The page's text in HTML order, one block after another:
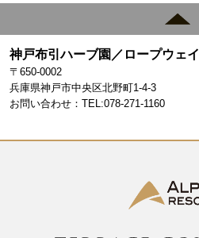
神戸布引ハーブ園／ロープウェイ
〒650-0002
兵庫県神戸市中央区北野町1-4-3
お問い合わせ：TEL:078-271-1160